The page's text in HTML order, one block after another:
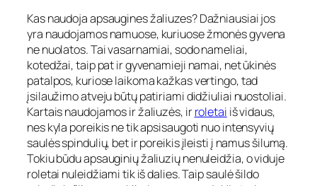
Kas naudoja apsaugines žaliuzes? Dažniausiai jos
yra naudojamos namuose, kuriuose žmonės gyvena
ne nuolatos. Tai vasarnamiai, sodo nameliai,
kotedžai, taip pat ir gyvenamieji namai, net ūkinės
patalpos, kuriose laikoma kažkas vertingo, tad
įsilaužimo atveju būtų patiriami didžiuliai nuostoliai.
Kartais naudojamos ir žaliuzės, irroletai iš vidaus,
nes kyla poreikis ne tik apsisaugoti nuo intensyvių
saulės spindulių, bet ir poreikis įleisti į namus šilumą.
Tokiu būdu apsauginių žaliuzių nenuleidžia, o viduje
roletai nuleidžiami tik iš dalies. Taip saulė šildo